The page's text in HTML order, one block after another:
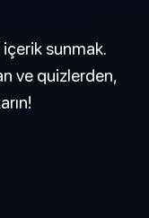
sunmak.
ve quizlerden,